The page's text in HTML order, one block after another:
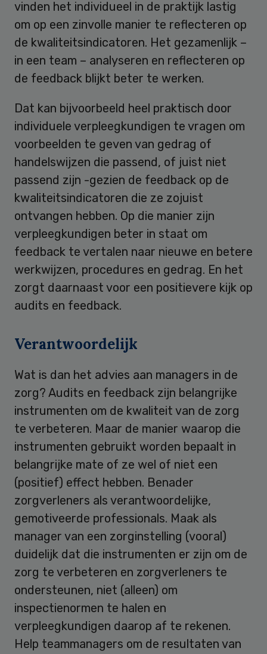
vinden het individueel in de praktijk lastig
om op een zinvolle manier te reflecteren op
de kwaliteitsindicatoren. Het gezamenlijk –
in een team – analyseren en reflecteren op
de feedback blijkt beter te werken.
Dat kan bijvoorbeeld heel praktisch door
individuele verpleegkundigen te vragen om
voorbeelden te geven van gedrag of
handelswijzen die passend, of juist niet
passend zijn -gezien de feedback op de
kwaliteitsindicatoren die ze zojuist
ontvangen hebben. Op die manier zijn
verpleegkundigen beter in staat om
feedback te vertalen naar nieuwe en betere
werkwijzen, procedures en gedrag. En het
zorgt daarnaast voor een positievere kijk op
audits en feedback.
Verantwoordelijk
Wat is dan het advies aan managers in de
zorg? Audits en feedback zijn belangrijke
instrumenten om de kwaliteit van de zorg
te verbeteren. Maar de manier waarop die
instrumenten gebruikt worden bepaalt in
belangrijke mate of ze wel of niet een
(positief) effect hebben. Benader
zorgverleners als verantwoordelijke,
gemotiveerde professionals. Maak als
manager van een zorginstelling (vooral)
duidelijk dat die instrumenten er zijn om de
zorg te verbeteren en zorgverleners te
ondersteunen, niet (alleen) om
inspectienormen te halen en
verpleegkundigen daarop af te rekenen.
Help teammanagers om de resultaten van